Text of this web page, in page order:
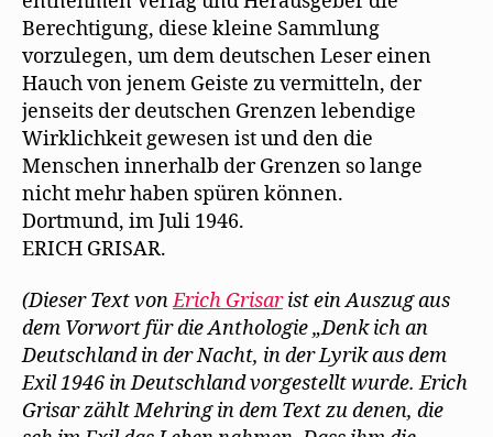
Berechtigung, diese kleine Sammlung
vorzulegen, um dem deutschen Leser einen
Hauch von jenem Geiste zu vermitteln, der
jenseits der deutschen Grenzen lebendige
Wirklichkeit gewesen ist und den die
Menschen innerhalb der Grenzen so lange
nicht mehr haben spüren können.
Dortmund, im Juli 1946.
ERICH GRISAR.
(Dieser Text vonErich Grisarist ein Auszug aus
dem Vorwort für die Anthologie „Denk ich an
Deutschland in der Nacht, in der Lyrik aus dem
Exil 1946 in Deutschland vorgestellt wurde. Erich
Grisar zählt Mehring in dem Text zu denen, die